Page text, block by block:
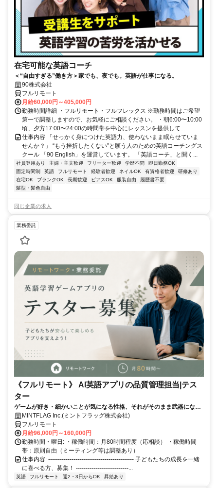
在宅可能な英語コーチ
＜“自由すぎる”働き方＞家でも、夜でも。英語が仕事になる。
90株式会社
フルリモート
月給60,000円～405,000円
勤務時間詳細 ・フルリモート・フルフレックス ※勤務時間はご希望
第一で調整しますので、お気軽にご相談ください。 ・朝6:00〜10:00
頃、夕方17:00〜24:00の時間帯を中心にレッスンを提供して...
仕事内容 「せっかく身につけた英語力、使わないまま眠らせていま
せんか？」 “もう挫折したくない”と願う人のための英語コーチングス
クール 「90 English」を運営しています。 「英語コーチ」と聞く...
社員登用あり 主婦・主夫歓迎 フリーター歓迎 学歴不問
即日勤務OK
固定時間制
英語 フルリモート 経験者歓迎 ネイルOK 有資格者歓迎
研修あり
在宅OK
ブランクOK 長期歓迎 ピアスOK 服装自由
履歴書不要
髪型・髪色自由
同じ企業の求人
業務委託
《フルリモート》 AI英語アプリの品質管理担当|テス
ター
ゲームが好き・細かいことが気になる性格、それがそのまま武器になる
仕事です！
MINTFLAG Inc.(ミントフラッグ株式会社)
フルリモート
月給96,000円～160,000円
勤務時間・曜日: ・稼働時間：月80時間程度（応相談） ・稼働時間
帯：原則自由（ミーティング等は調整あり）
仕事内容: -------------------------------------------- 子どもたちの成長を一緒
に喜べる方、募集！ ---------------------------...
英語 フルリモート 週2・3日からOK 昇給あり